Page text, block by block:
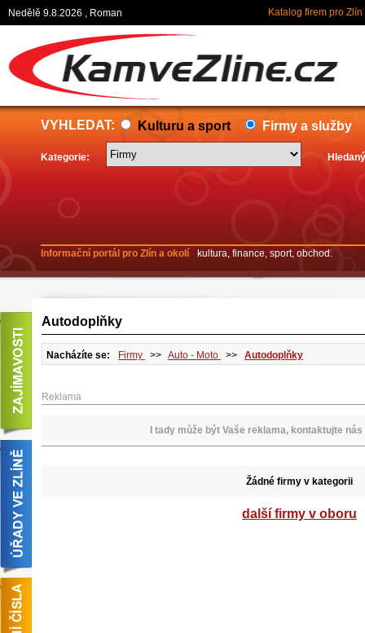
Nedělě 9.8.2026 , Roman Katalog firem pro Zlín
VYHLEDAT: Kulturu a sport Firmy a služby
Kategorie:
Informační portál pro Zlín a okolí - kultura, finance, sport, obchod.
Autodoplňky
Nacházíte se: Firmy >> Auto - Moto >> Autodoplňky
Reklama
I tady může být Vaše reklama, kontaktujte
Žádné firmy v kategorii
další firmy v oboru